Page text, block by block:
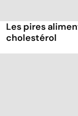
Les pires
cholestérol